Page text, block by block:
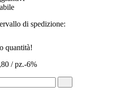
di spedizione:
quantità!
/ pz.-6%